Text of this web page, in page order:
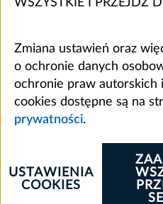
WSZYSTKIE I PRZEJDŹ
Zmiana ustawień oraz
o ochronie danych
ochronie praw autorskich
cookies dostępne są na
prywatności.
USTAWIENIA
COOKIES